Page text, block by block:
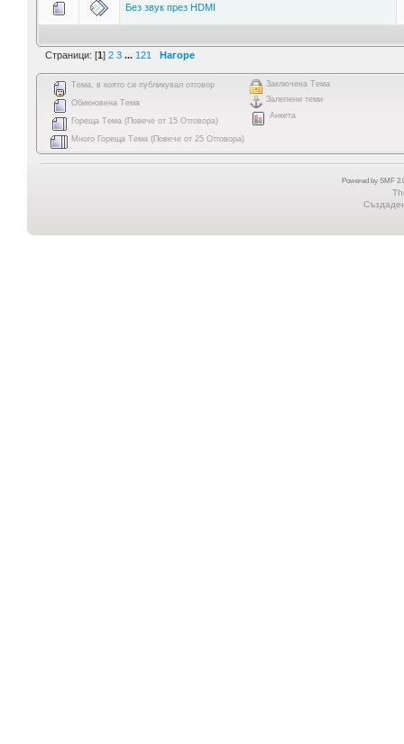
Без звук през HDMI
Страници: [1] 2 3 ... 121 Нагоре
Тема, в която си публикувал отговор
Обикновена Тема
Гореща Тема (Повече от 15 Отговора)
Много Гореща Тема (Повече от 25 Отговора)
Заключена Тема
Залепени теми
Анкета
Powered by SMF